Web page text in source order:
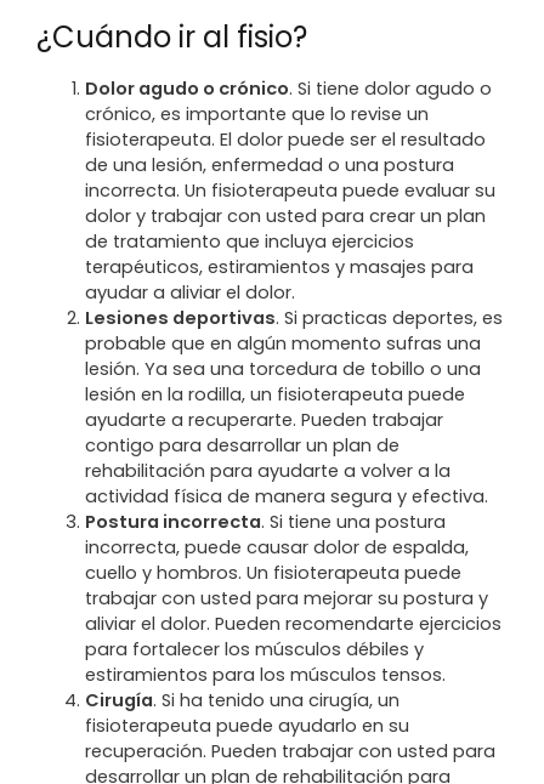
¿Cuándo ir al fisio?
Dolor agudo o crónico. Si tiene dolor agudo o
crónico, es importante que lo revise un
fisioterapeuta. El dolor puede ser el resultado
de una lesión, enfermedad o una postura
incorrecta. Un fisioterapeuta puede evaluar su
dolor y trabajar con usted para crear un plan
de tratamiento que incluya ejercicios
terapéuticos, estiramientos y masajes para
ayudar a aliviar el dolor.
Lesiones deportivas. Si practicas deportes, es
probable que en algún momento sufras una
lesión. Ya sea una torcedura de tobillo o una
lesión en la rodilla, un fisioterapeuta puede
ayudarte a recuperarte. Pueden trabajar
contigo para desarrollar un plan de
rehabilitación para ayudarte a volver a la
actividad física de manera segura y efectiva.
Postura incorrecta. Si tiene una postura
incorrecta, puede causar dolor de espalda,
cuello y hombros. Un fisioterapeuta puede
trabajar con usted para mejorar su postura y
aliviar el dolor. Pueden recomendarte ejercicios
para fortalecer los músculos débiles y
estiramientos para los músculos tensos.
Cirugía. Si ha tenido una cirugía, un
fisioterapeuta puede ayudarlo en su
recuperación. Pueden trabajar con usted para
desarrollar un plan de rehabilitación para